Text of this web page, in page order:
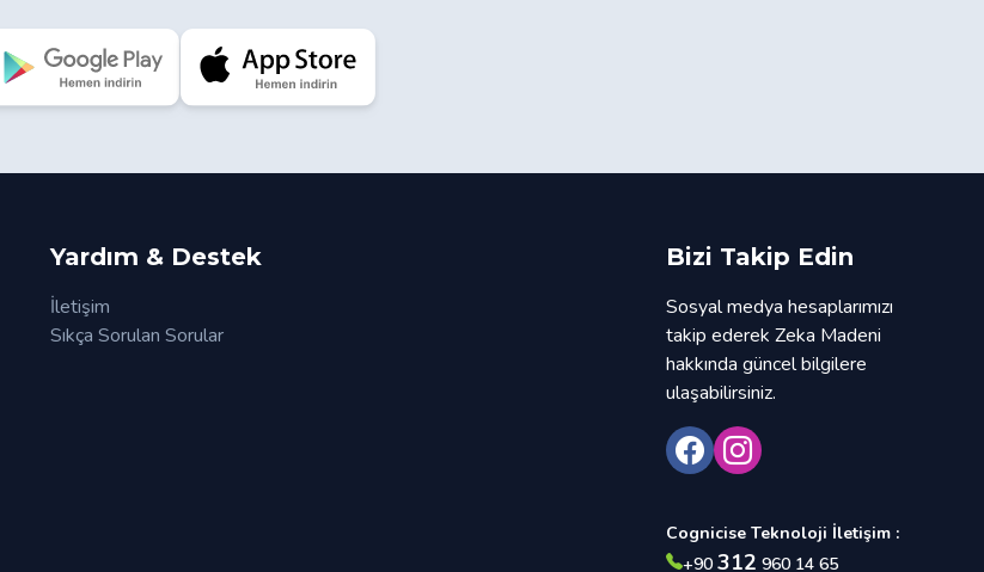
Yardım & Destek
İletişim
Sıkça Sorulan Sorular
Bizi Takip Edin
Sosyal medya hesaplarımızı
takip ederek Zeka Madeni
hakkında güncel bilgilere
ulaşabilirsiniz.
Cognicise Teknoloji İletişim :
+90312 960 14 65